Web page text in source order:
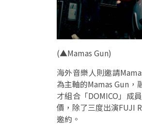
(▲Mamas Gun)
海外音樂人則邀請
為主軸的Mamas Gun
才組合「DOMICO」成
價，除了三度出演FUJI
邀約。